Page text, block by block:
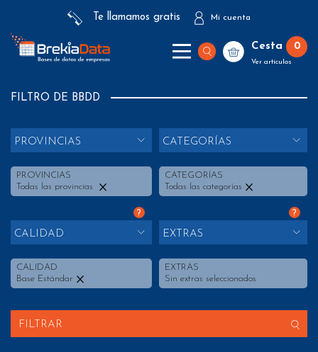
Te llamamos gratis Mi cuenta
Cesta 0
Ver artículos
FILTRO DE BBDD
PROVINCIAS
PROVINCIAS
Todas las provincias
CATEGORÍAS
CATEGORÍAS
Todas las categorías
?
CALIDAD
CALIDAD
Base Estándar
?
EXTRAS
EXTRAS
Sin extras seleccionados
FILTRAR